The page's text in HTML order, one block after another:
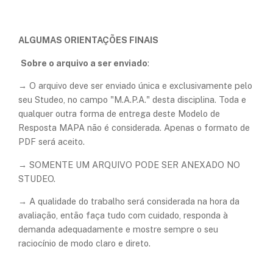
ALGUMAS ORIENTAÇÕES FINAIS
Sobre o arquivo a ser enviado:
→ O arquivo deve ser enviado única e exclusivamente pelo
seu Studeo, no campo "M.A.P.A." desta disciplina. Toda e
qualquer outra forma de entrega deste Modelo de
Resposta MAPA não é considerada. Apenas o formato de
PDF será aceito.
→ SOMENTE UM ARQUIVO PODE SER ANEXADO NO
STUDEO.
→ A qualidade do trabalho será considerada na hora da
avaliação, então faça tudo com cuidado, responda à
demanda adequadamente e mostre sempre o seu
raciocínio de modo claro e direto.